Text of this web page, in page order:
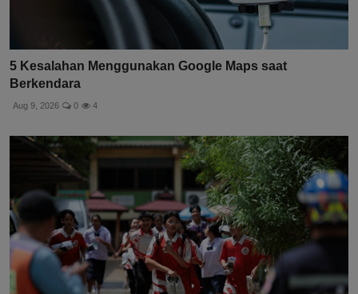
5 Kesalahan Menggunakan Google Maps saat
Berkendara
Aug 9, 2026 0 4